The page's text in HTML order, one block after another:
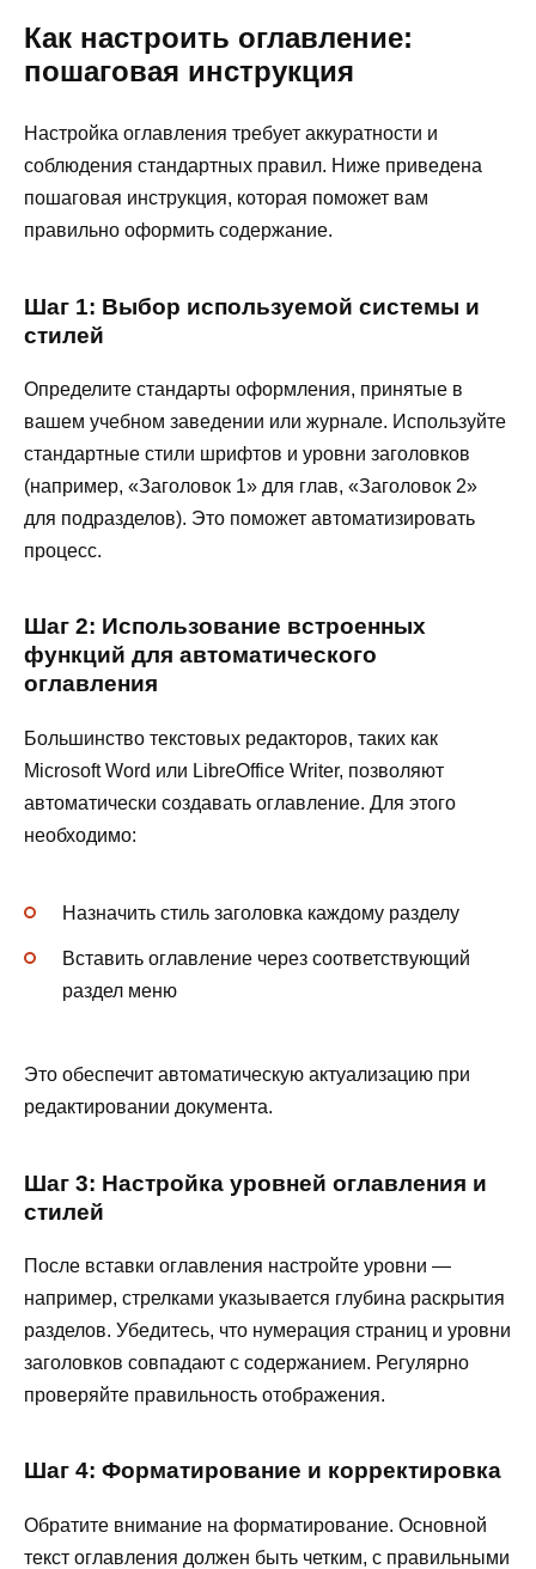
Как настроить оглавление:
пошаговая инструкция
Настройка оглавления требует аккуратности и
соблюдения стандартных правил. Ниже приведена
пошаговая инструкция, которая поможет вам
правильно оформить содержание.
Шаг 1: Выбор используемой системы и
стилей
Определите стандарты оформления, принятые в
вашем учебном заведении или журнале. Используйте
стандартные стили шрифтов и уровни заголовков
(например, «Заголовок 1» для глав, «Заголовок 2»
для подразделов). Это поможет автоматизировать
процесс.
Шаг 2: Использование встроенных
функций для автоматического
оглавления
Большинство текстовых редакторов, таких как
Microsoft Word или LibreOffice Writer, позволяют
автоматически создавать оглавление. Для этого
необходимо:
Назначить стиль заголовка каждому разделу
Вставить оглавление через соответствующий
раздел меню
Это обеспечит автоматическую актуализацию при
редактировании документа.
Шаг 3: Настройка уровней оглавления и
стилей
После вставки оглавления настройте уровни —
например, стрелками указывается глубина раскрытия
разделов. Убедитесь, что нумерация страниц и уровни
заголовков совпадают с содержанием. Регулярно
проверяйте правильность отображения.
Шаг 4: Форматирование и корректировка
Обратите внимание на форматирование. Основной
текст оглавления должен быть четким, с правильными